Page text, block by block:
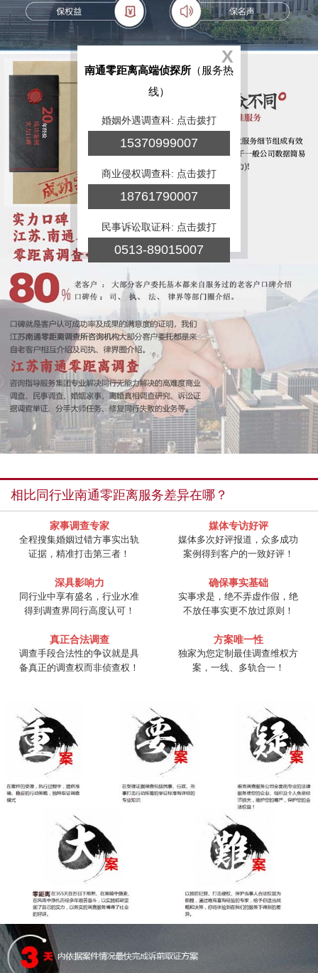
相比同行业南通零距离服务差异在哪？
家事调查专家
全程搜集婚姻过错方事实出轨
证据，精准打击第三者！
媒体专访好评
媒体多次好评报道，众多成功
案例得到客户的一致好评！
深具影响力
同行业中享有盛名，行业水准
得到调查界同行高度认可！
确保事实基础
实事求是，绝不弄虚作假，绝
不放任事实更不放过原则！
真正合法调查
调查手段合法性的争议就是具
备真正的调查权而非侦查权！
方案唯一性
独家为您定制最佳调查维权方
案，一线、多轨合一！
X
南通零距离高端侦探所 （服务热
线）
婚姻外遇调查科: 点击拨打
15370999007
商业侵权调查科: 点击拨打
18761790007
民事诉讼取证科: 点击拨打
0513-89015007